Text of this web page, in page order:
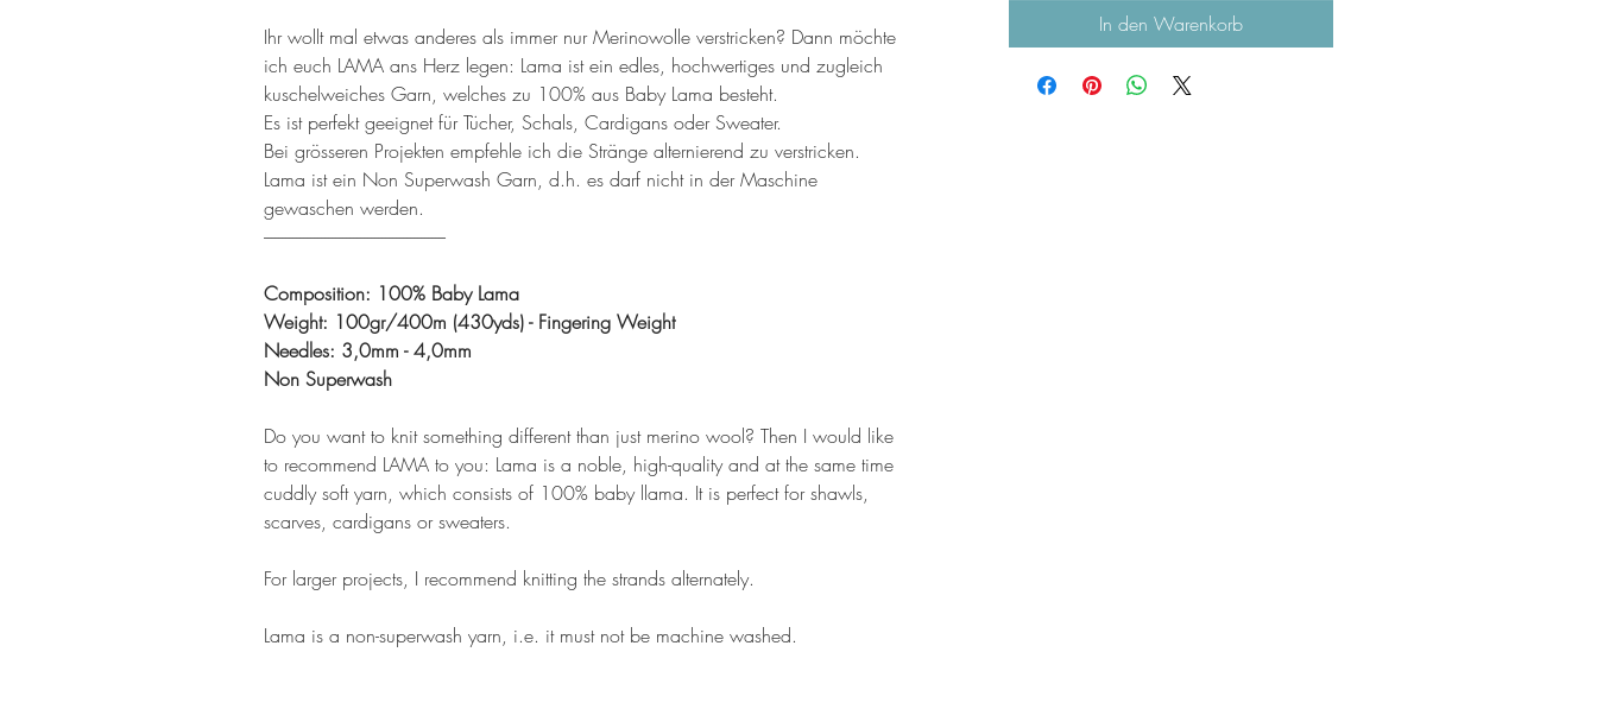
Ihr wollt mal etwas anderes als immer nur Merinowolle verstricken? Dann möchte
ich euch LAMA ans Herz legen: Lama ist ein edles, hochwertiges und zugleich
kuschelweiches Garn, welches zu 100% aus Baby Lama besteht.
Es ist perfekt geeignet für Tücher, Schals, Cardigans oder Sweater.
Bei grösseren Projekten empfehle ich die Stränge alternierend zu verstricken.
Lama ist ein Non Superwash Garn, d.h. es darf nicht in der Maschine
gewaschen werden.
---------------------------------------------------
Composition: 100% Baby Lama
Weight: 100gr/400m (430yds) - Fingering Weight
Needles: 3,0mm - 4,0mm
Non Superwash
Do you want to knit something different than just merino wool? Then I would like
to recommend LAMA to you: Lama is a noble, high-quality and at the same time
cuddly soft yarn, which consists of 100% baby llama. It is perfect for shawls,
scarves, cardigans or sweaters.
For larger projects, I recommend knitting the strands alternately.
Lama is a non-superwash yarn, i.e. it must not be machine washed.
In den Warenkorb